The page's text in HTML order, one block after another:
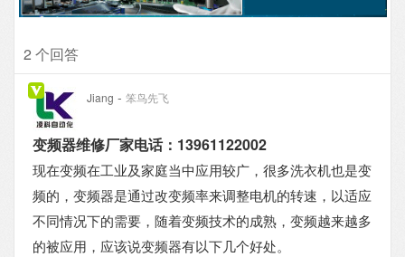
2 个回答
Jiang - 笨鸟先飞
变频器维修厂家电话：13961122002
现在变频在工业及家庭当中应用较广，很多洗衣机也是变
频的，变频器是通过改变频率来调整电机的转速，以适应
不同情况下的需要，随着变频技术的成熟，变频越来越多
的被应用，应该说变频器有以下几个好处。